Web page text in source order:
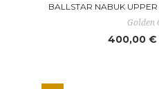
BALLSTAR NABUK
Golden
400,00 €